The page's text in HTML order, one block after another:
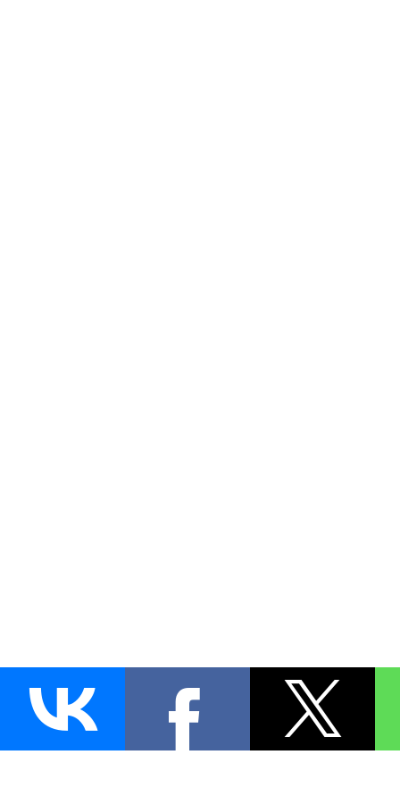
AUTO BLOKIRATOR
+7 (495) 255-04-60 ПОИСК ЗАМКА УСТАНОВКА